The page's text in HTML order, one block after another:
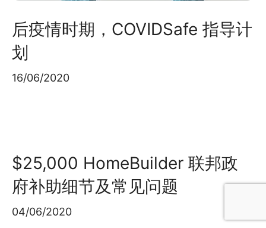
后疫情时期，COVIDSafe 指导计
划
16/06/2020
$25,000 HomeBuilder 联邦政
府补助细节及常见问题
04/06/2020